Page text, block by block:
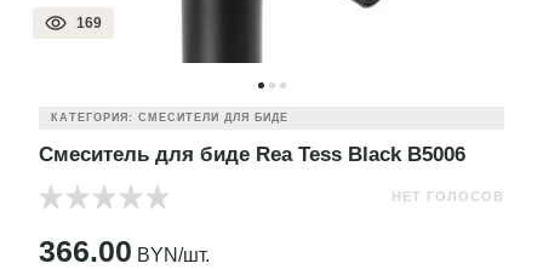
169
КАТЕГОРИЯ: СМЕСИТЕЛИ ДЛЯ БИДЕ
Смеситель для биде Rea Tess Black B5006
НЕТ ГОЛОСОВ
366.00 BYN/шт.